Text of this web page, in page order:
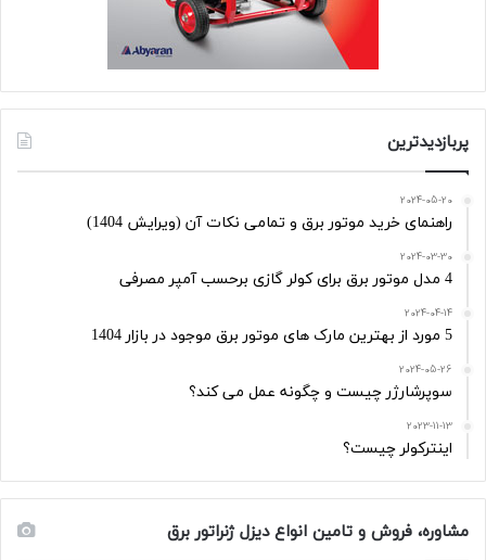
پربازدیدترین
2024-05-20
راهنمای خرید موتور برق و تمامی نکات آن (ویرایش 1404)
2024-03-30
4 مدل موتور برق برای کولر گازی برحسب آمپر مصرفی
2024-04-14
5 مورد از بهترین مارک های موتور برق موجود در بازار 1404
2024-05-26
سوپرشارژر چیست و چگونه عمل می کند؟
2023-11-13
اینترکولر چیست؟
مشاوره، فروش و تامین انواع دیزل ژنراتور برق